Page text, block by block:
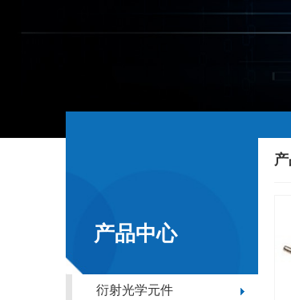
产品中心
衍射光学元件